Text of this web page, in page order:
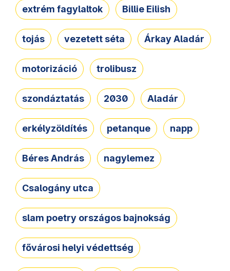
extrém fagylaltok Billie Eilish
tojás vezetett séta Árkay Aladár
motorizáció trolibusz
szondáztatás 2030 Aladár
erkélyzöldítés petanque napp
Béres András nagylemez
Csalogány utca
slam poetry országos bajnokság
fővárosi helyi védettség